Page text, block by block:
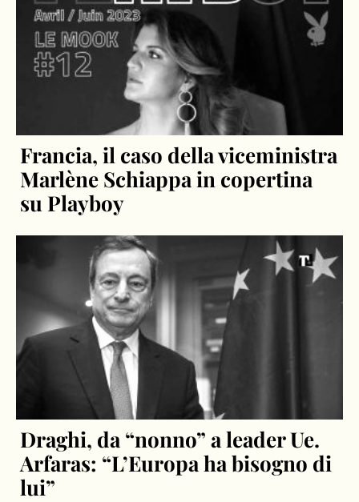
Francia, il caso della viceministra
Marlène Schiappa in copertina
su Playboy
Draghi, da “nonno” a leader Ue.
Arfaras: “L’Europa ha bisogno di
lui”